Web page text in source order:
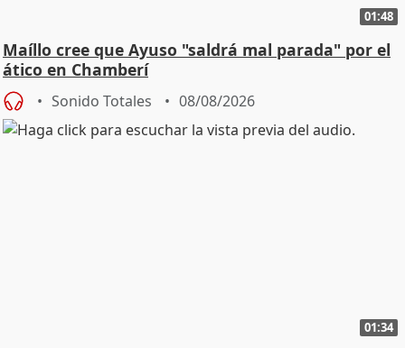
01:48
Maíllo cree que Ayuso "saldrá mal parada" por el
ático en Chamberí
Sonido Totales 08/08/2026
01:34